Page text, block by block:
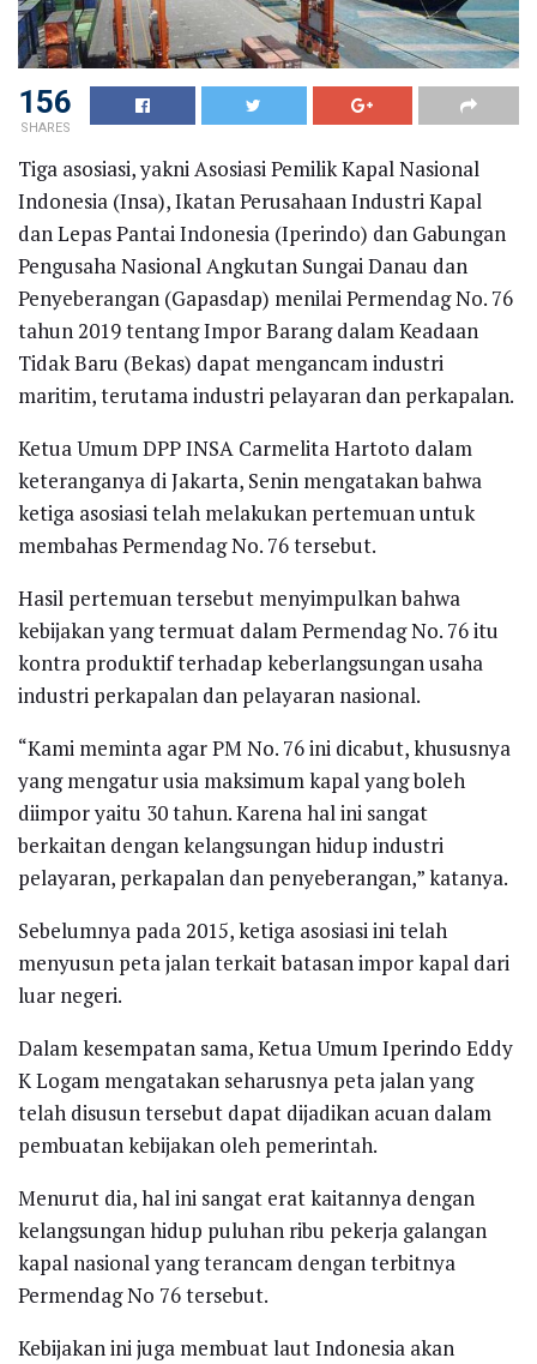
156
SHARES
Tiga asosiasi, yakni Asosiasi Pemilik Kapal Nasional
Indonesia (Insa), Ikatan Perusahaan Industri Kapal
dan Lepas Pantai Indonesia (Iperindo) dan Gabungan
Pengusaha Nasional Angkutan Sungai Danau dan
Penyeberangan (Gapasdap) menilai Permendag No. 76
tahun 2019 tentang Impor Barang dalam Keadaan
Tidak Baru (Bekas) dapat mengancam industri
maritim, terutama industri pelayaran dan perkapalan.
Ketua Umum DPP INSA Carmelita Hartoto dalam
keteranganya di Jakarta, Senin mengatakan bahwa
ketiga asosiasi telah melakukan pertemuan untuk
membahas Permendag No. 76 tersebut.
Hasil pertemuan tersebut menyimpulkan bahwa
kebijakan yang termuat dalam Permendag No. 76 itu
kontra produktif terhadap keberlangsungan usaha
industri perkapalan dan pelayaran nasional.
“Kami meminta agar PM No. 76 ini dicabut, khususnya
yang mengatur usia maksimum kapal yang boleh
diimpor yaitu 30 tahun. Karena hal ini sangat
berkaitan dengan kelangsungan hidup industri
pelayaran, perkapalan dan penyeberangan,” katanya.
Sebelumnya pada 2015, ketiga asosiasi ini telah
menyusun peta jalan terkait batasan impor kapal dari
luar negeri.
Dalam kesempatan sama, Ketua Umum Iperindo Eddy
K Logam mengatakan seharusnya peta jalan yang
telah disusun tersebut dapat dijadikan acuan dalam
pembuatan kebijakan oleh pemerintah.
Menurut dia, hal ini sangat erat kaitannya dengan
kelangsungan hidup puluhan ribu pekerja galangan
kapal nasional yang terancam dengan terbitnya
Permendag No 76 tersebut.
Kebijakan ini juga membuat laut Indonesia akan